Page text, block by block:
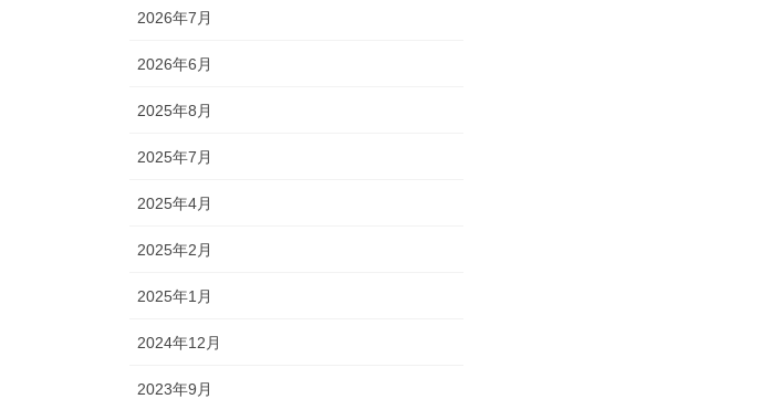
2026年7月
2026年6月
2025年8月
2025年7月
2025年4月
2025年2月
2025年1月
2024年12月
2023年9月